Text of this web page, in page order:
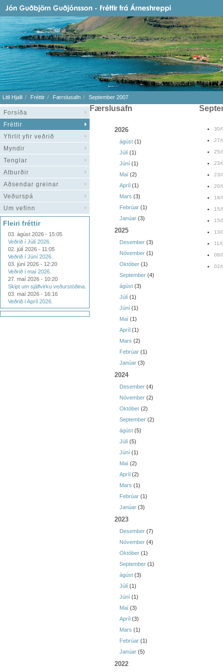
Litli Hjalli Fréttir Færslusafn September 2007
Forsíða
Fréttir
Yfirlit yfir veðrið
Myndir
Tenglar
Atburðir
Aðsendar greinar
Veðurspá
Um vefinn
Fleiri fréttir
03. ágúst 2026 - 15:05
Veðrið í Júlí 2026.
02. júlí 2026 - 11:05
Veðrið í Júní 2026.
03. júní 2026 - 12:20
Veðrið í maí 2026.
27. maí 2026 - 10:20
Skipt um sjálfvirku veðurstöðina.
03. maí 2026 - 16:16
Veðrið í Apríl 2026.
Færslusafn
2026
ágúst (1)
Júlí (1)
Júní (1)
Maí (2)
Apríl (1)
Mars (3)
Febrúar (1)
Janúar (3)
2025
Desember (3)
Nóvember (1)
Október (1)
September (4)
ágúst (3)
Júlí (1)
Júní (1)
Maí (1)
Apríl (1)
Mars (2)
Febrúar (1)
Janúar (3)
2024
Desember (4)
Nóvember (2)
Október (2)
September (2)
ágúst (5)
Júlí (5)
Júní (1)
Maí (2)
Apríl (2)
Mars (1)
Febrúar (1)
Janúar (3)
2023
Desember (7)
Nóvember (4)
Október (1)
September (1)
ágúst (3)
Júlí (1)
Júní (1)
Maí (3)
Apríl (3)
Mars (1)
Febrúar (1)
Janúar (5)
2022
30/
27/
25/
23/
23/
20/
18/
15/
15/
13/
11/
08/
02/